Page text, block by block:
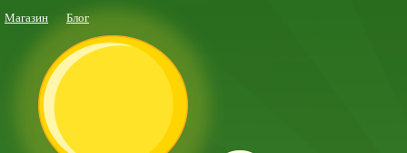
Магазин Блог